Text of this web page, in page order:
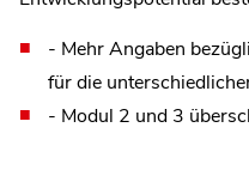
- Mehr Angaben
für die
- Modul 2 und 3